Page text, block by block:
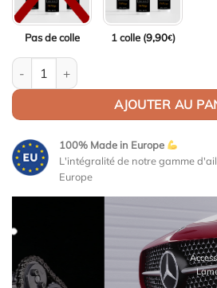
Pas de colle 1 colle (9,90€)
quantité de Aileron Col de cygne V2
AJOUTER AU
100% Made in Europe
L'intégralité de notre gamme
Europe
Accessoires de qualité pour
Lames, bas de caisse,